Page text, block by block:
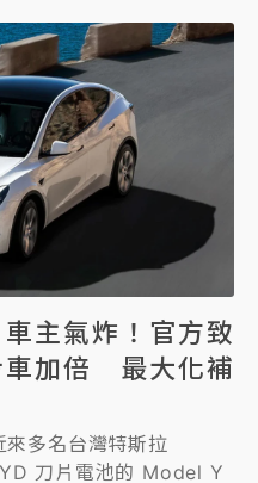
主氣炸！官方致
車加倍 最大化補
來多名台灣特斯拉
刀片電池的 Model Y